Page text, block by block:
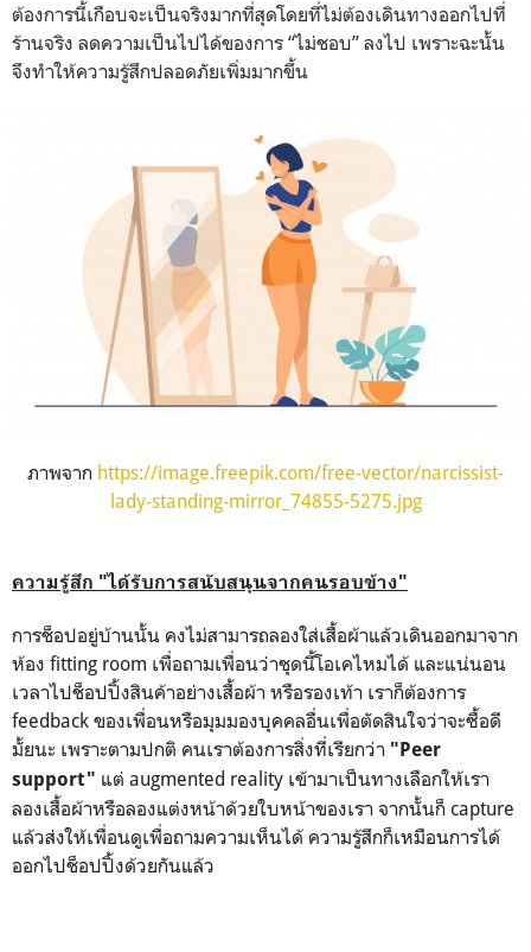
ต้องการนี้เกือบจะเป็นจริงมากที่สุดโดยที่ไม่ต้องเดินทางออกไปที่
ร้านจริง ลดความเป็นไปได้ของการ “ไม่ชอบ” ลงไป เพราะฉะนั้น
จึงทำให้ความรู้สึกปลอดภัยเพิ่มมากขึ้น
ภาพจาก https://image.freepik.com/free-vector/narcissist-
lady-standing-mirror_74855-5275.jpg
ความรู้สึก "ได้รับการสนับสนุนจากคนรอบข้าง"
การช็อปอยู่บ้านนั้น คงไม่สามารถลองใส่เสื้อผ้าแล้วเดินออกมาจาก
ห้อง fitting room เพื่อถามเพื่อนว่าชุดนี้โอเคไหมได้ และแน่นอน
เวลาไปช็อปปิ้งสินค้าอย่างเสื้อผ้า หรือรองเท้า เราก็ต้องการ
feedback ของเพื่อนหรือมุมมองบุคคลอื่นเพื่อตัดสินใจว่าจะซื้อดี
มั้ยนะ เพราะตามปกติ คนเราต้องการสิ่งที่เรียกว่า "Peer
support" แต่ augmented reality เข้ามาเป็นทางเลือกให้เรา
ลองเสื้อผ้าหรือลองแต่งหน้าด้วยใบหน้าของเรา จากนั้นก็ capture
แล้วส่งให้เพื่อนดูเพื่อถามความเห็นได้ ความรู้สึกก็เหมือนการได้
ออกไปช็อปปิ้งด้วยกันแล้ว